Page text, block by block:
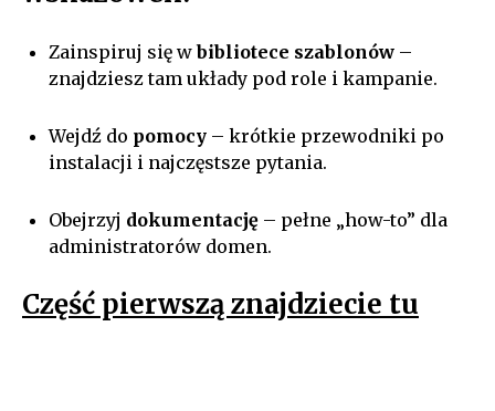
Zainspiruj się wbibliotece szablonów –
znajdziesz tam układy pod role i kampanie.
Wejdź do pomocy – krótkie przewodniki po
instalacji i najczęstsze pytania.
Obejrzyj dokumentację – pełne „how-to” dla
administratorów domen.
Część pierwszą znajdziecie tu